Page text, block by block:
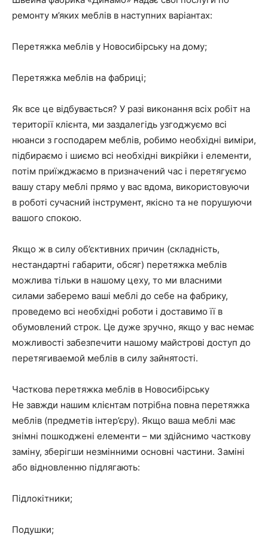
ремонту м’яких меблів в наступних варіантах:
Перетяжка меблів у Новосибірську на дому;
Перетяжка меблів на фабриці;
Як все це відбувається? У разі виконання всіх робіт на
території клієнта, ми заздалегідь узгоджуємо всі
нюанси з господарем меблів, робимо необхідні виміри,
підбираємо і шиємо всі необхідні викрійки і елементи,
потім приїжджаємо в призначений час і перетягуємо
вашу стару меблі прямо у вас вдома, використовуючи
в роботі сучасний інструмент, якісно та не порушуючи
вашого спокою.
Якщо ж в силу об’єктивних причин (складність,
нестандартні габарити, обсяг) перетяжка меблів
можлива тільки в нашому цеху, то ми власними
силами заберемо ваші меблі до себе на фабрику,
проведемо всі необхідні роботи і доставимо її в
обумовлений строк. Це дуже зручно, якщо у вас немає
можливості забезпечити нашому майстрові доступ до
перетягиваемой меблів в силу зайнятості.
Часткова перетяжка меблів в Новосибірську
Не завжди нашим клієнтам потрібна повна перетяжка
меблів (предметів інтер’єру). Якщо ваша меблі має
знімні пошкоджені елементи – ми здійснимо часткову
заміну, зберігши незмінними основні частини. Заміні
або відновленню підлягають:
Підлокітники;
Подушки;